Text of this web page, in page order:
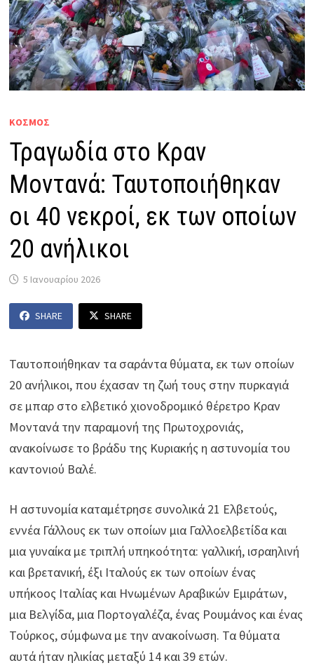
ΚΟΣΜΟΣ
Τραγωδία στο Κραν
Μοντανά: Ταυτοποιήθηκαν
οι 40 νεκροί, εκ των οποίων
20 ανήλικοι
5 Ιανουαρίου 2026
SHARE SHARE
Ταυτοποιήθηκαν τα σαράντα θύματα, εκ των οποίων
20 ανήλικοι, που έχασαν τη ζωή τους στην πυρκαγιά
σε μπαρ στο ελβετικό χιονοδρομικό θέρετρο Κραν
Μοντανά την παραμονή της Πρωτοχρονιάς,
ανακοίνωσε το βράδυ της Κυριακής η αστυνομία του
καντονιού Βαλέ.
Η αστυνομία καταμέτρησε συνολικά 21 Ελβετούς,
εννέα Γάλλους εκ των οποίων μια Γαλλοελβετίδα και
μια γυναίκα με τριπλή υπηκοότητα: γαλλική, ισραηλινή
και βρετανική, έξι Ιταλούς εκ των οποίων ένας
υπήκοος Ιταλίας και Ηνωμένων Αραβικών Εμιράτων,
μια Βελγίδα, μια Πορτογαλέζα, ένας Ρουμάνος και ένας
Τούρκος, σύμφωνα με την ανακοίνωση. Τα θύματα
αυτά ήταν ηλικίας μεταξύ 14 και 39 ετών.